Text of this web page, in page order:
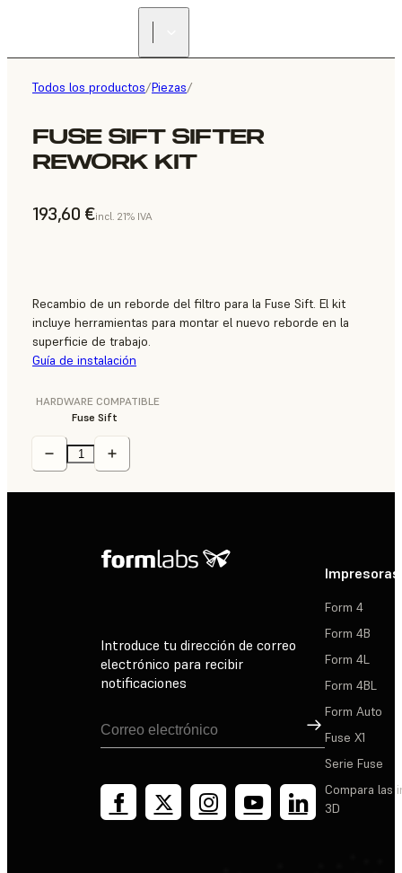
Todos los productos/Piezas/
FUSE SIFT SIFTER
REWORK KIT
193,60 €incl. 21% IVA
Recambio de un reborde del filtro para la Fuse Sift. El kit
incluye herramientas para montar el nuevo reborde en la
superficie de trabajo.
Guía de instalación
HARDWARE COMPATIBLE
Fuse Sift
Introduce tu dirección de correo
electrónico para recibir
notificaciones
Suscribirse
Impresoras
Form 4
Form 4B
Form 4L
Form 4BL
Form Auto
Fuse X1
Serie Fuse
Compara las
3D